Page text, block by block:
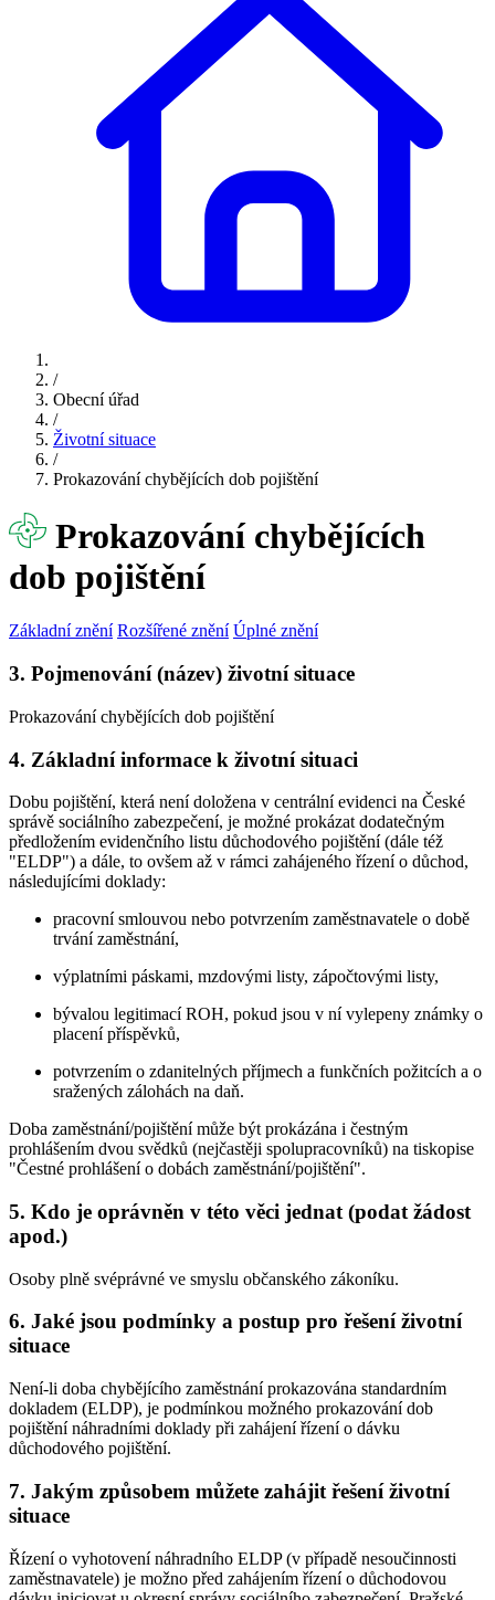
/
Obecní úřad
/
Životní situace
/
Prokazování chybějících dob pojištění
Prokazování chybějících
dob pojištění
Základní znění Rozšířené znění Úplné znění
3. Pojmenování (název) životní situace
Prokazování chybějících dob pojištění
4. Základní informace k životní situaci
Dobu pojištění, která není doložena v centrální evidenci na České
správě sociálního zabezpečení, je možné prokázat dodatečným
předložením evidenčního listu důchodového pojištění (dále též
"ELDP") a dále, to ovšem až v rámci zahájeného řízení o důchod,
následujícími doklady:
pracovní smlouvou nebo potvrzením zaměstnavatele o době
trvání zaměstnání,
výplatními páskami, mzdovými listy, zápočtovými listy,
bývalou legitimací ROH, pokud jsou v ní vylepeny známky o
placení příspěvků,
potvrzením o zdanitelných příjmech a funkčních požitcích a o
sražených zálohách na daň.
Doba zaměstnání/pojištění může být prokázána i čestným
prohlášením dvou svědků (nejčastěji spolupracovníků) na tiskopise
"Čestné prohlášení o dobách zaměstnání/pojištění".
5. Kdo je oprávněn v této věci jednat (podat žádost
apod.)
Osoby plně svéprávné ve smyslu občanského zákoníku.
6. Jaké jsou podmínky a postup pro řešení životní
situace
Není-li doba chybějícího zaměstnání prokazována standardním
dokladem (ELDP), je podmínkou možného prokazování dob
pojištění náhradními doklady při zahájení řízení o dávku
důchodového pojištění.
7. Jakým způsobem můžete zahájit řešení životní
situace
Řízení o vyhotovení náhradního ELDP (v případě nesoučinnosti
zaměstnavatele) je možno před zahájením řízení o důchodovou